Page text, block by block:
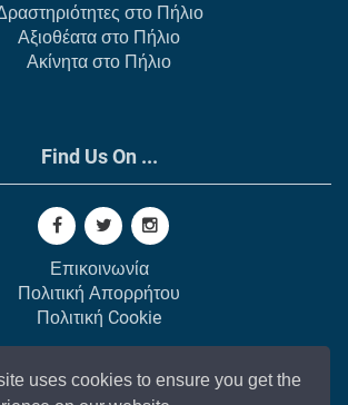
uses cookies to ensure you get the
στο Πήλιο
Αξιοθέατα στο Πήλιο
Ακίνητα στο Πήλιο
Find Us On ...
Επικοινωνία
Πολιτική Απορρήτου
Πολιτική Cookie